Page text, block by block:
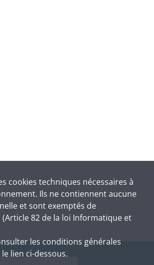
cookies techniques nécessaires à
Ils ne contiennent aucune
et sont exemptés de
82 de la loi Informatique et
les conditions générales
lien ci-dessous.